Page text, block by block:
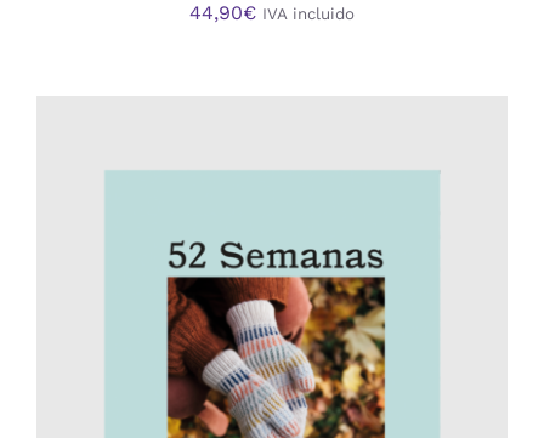
44,90€ IVA incluido
AÑADIR AL CARRITO
/